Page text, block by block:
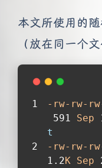
本文所使用的
（放在同一个
-rw-rw-
591 Sep
t
-rw-rw-
1.2K Sep